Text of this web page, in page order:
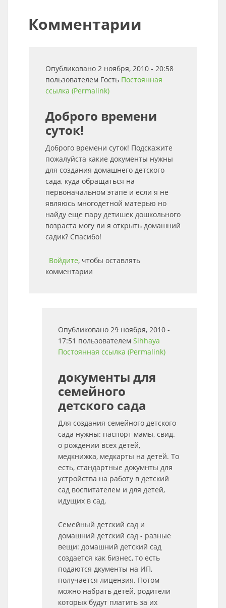
Комментарии
Опубликовано 2 ноября, 2010 - 20:58
пользователем Гость Постоянная
ссылка (Permalink)
Доброго времени
суток!
Доброго времени суток! Подскажите
пожалуйста какие документы нужны
для создания домашнего детского
сада, куда обращаться на
первоначальном этапе и если я не
являюсь многодетной матерью но
найду еще пару детишек дошкольного
возраста могу ли я открыть домашний
садик? Спасибо!
Войдите, чтобы оставлять
комментарии
Опубликовано 29 ноября, 2010 -
17:51 пользователем Sihhaya
Постоянная ссылка (Permalink)
документы для
семейного
детского сада
Для создания семейного детского
сада нужны: паспорт мамы, свид.
о рождении всех детей,
медкнижка, медкарты на детей. То
есть, стандартные докумнты для
устройства на работу в детский
сад воспитателем и для детей,
идущих в сад.
Семейный детский сад и
домашний детский сад - разные
вещи: домашний детский сад
создается как бизнес, то есть
подаются дкументы на ИП,
получается лицензия. Потом
можно набрать детей, родители
которых будут платить за их